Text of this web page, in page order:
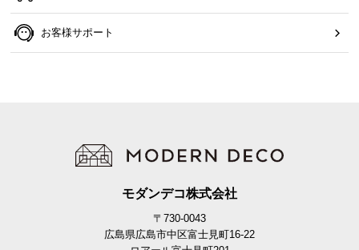
お客様サポート
モダンデコ株式会社
〒730-0043
広島県広島市中区富士見町16-22